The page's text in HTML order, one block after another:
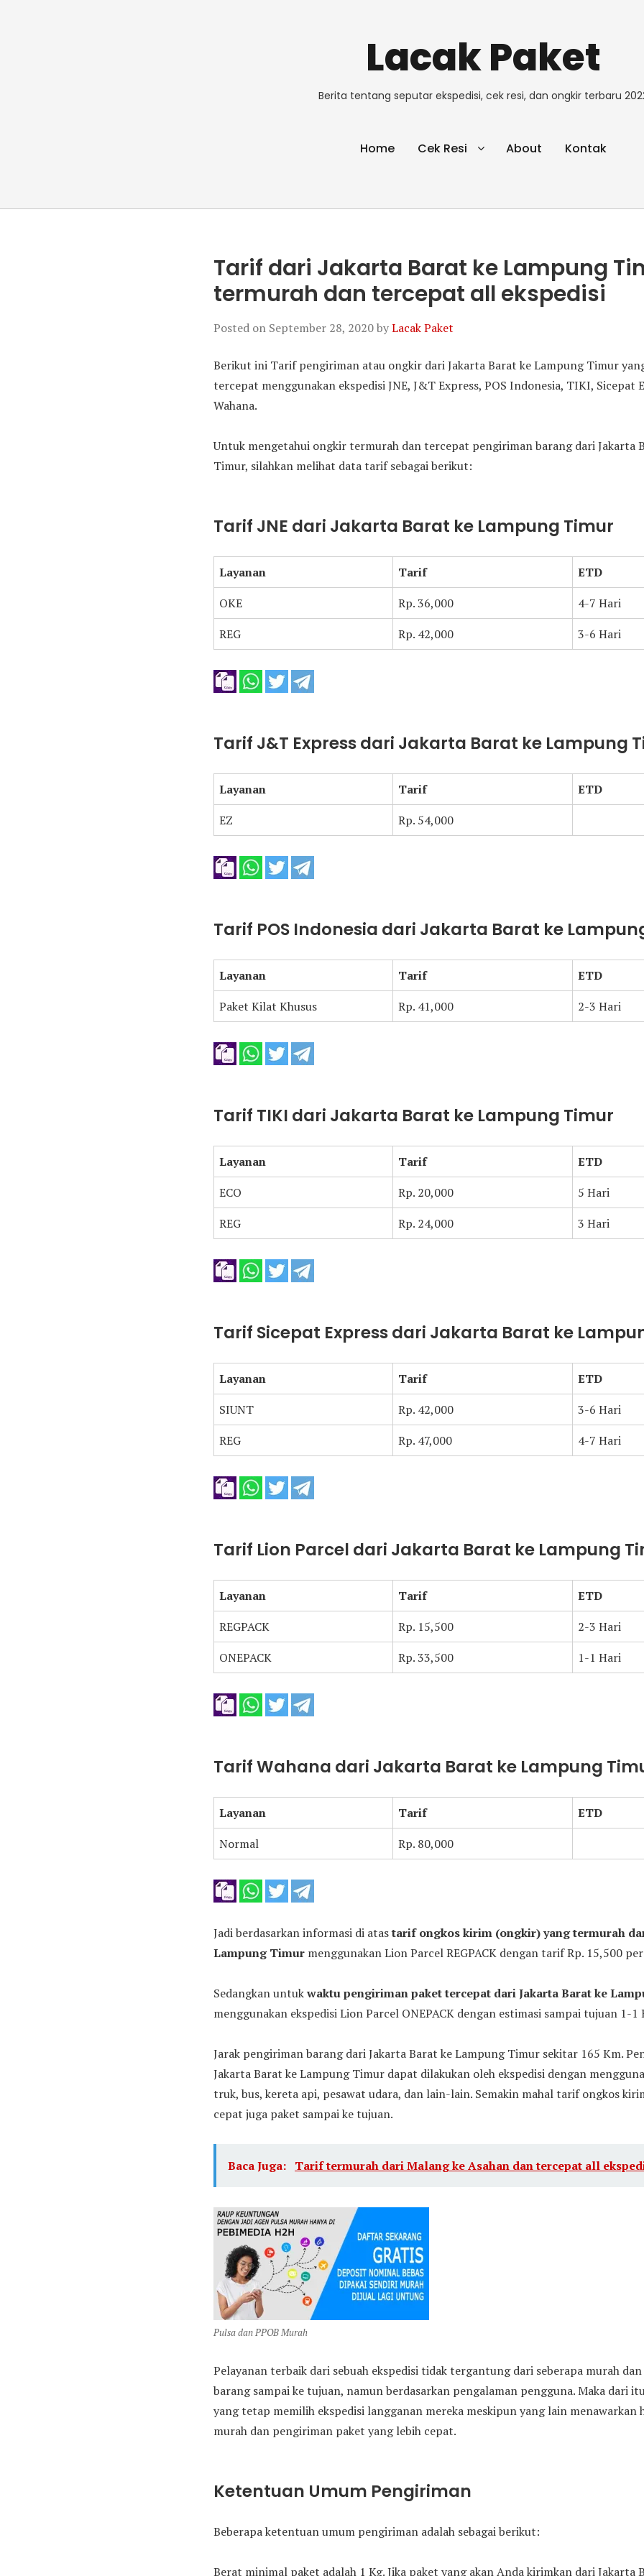
Lacak Paket
Berita tentang seputar ekspedisi, cek resi, dan ongkir terbaru
Home Cek Resi About Kontak
Tarif dari Jakarta Barat ke Lampung
termurah dan tercepat all ekspedisi
Posted on September 28, 2020byLacak Paket
Berikut ini Tarif pengiriman atau ongkir dari Jakarta Barat ke Lampung Timur
tercepat menggunakan ekspedisi JNE, J&T Express, POS Indonesia, TIKI, Sicepat
Wahana.
Untuk mengetahui ongkir termurah dan tercepat pengiriman barang dari Jakarta
Timur, silahkan melihat data tarif sebagai berikut:
Tarif JNE dari Jakarta Barat ke Lampung Timur
Layanan Tarif
ETD
OKE
Rp. 36,000
4-7 Hari
REG
Rp. 42,000 3-6 Hari
Tarif J&T Express dari Jakarta Barat ke Lampung
Layanan Tarif
ETD
EZ
Rp. 54,000
Tarif POS Indonesia dari Jakarta Barat ke
Layanan Tarif
ETD
Paket Kilat Khusus
Rp. 41,000 2-3 Hari
Tarif TIKI dari Jakarta Barat ke Lampung Timur
Layanan Tarif
ETD
ECO
Rp. 20,000
5 Hari
REG
Rp. 24,000 3 Hari
Tarif Sicepat Express dari Jakarta Barat ke
Layanan Tarif
ETD
SIUNT
Rp. 42,000
3-6 Hari
REG
Rp. 47,000 4-7 Hari
Tarif Lion Parcel dari Jakarta Barat ke Lampung
Layanan Tarif
ETD
REGPACK
Rp. 15,500
2-3 Hari
ONEPACK
Rp. 33,500 1-1 Hari
Tarif Wahana dari Jakarta Barat ke Lampung
Layanan Tarif
ETD
Normal
Rp. 80,000
Jadi berdasarkan informasi di atastarif ongkos kirim (ongkir) yang termurah
Lampung Timur menggunakan Lion Parcel REGPACK dengan tarif Rp. 15,500
Sedangkan untukwaktu pengiriman paket tercepat dari Jakarta Barat ke
menggunakan ekspedisi Lion Parcel ONEPACK dengan estimasi sampai tujuan 1-1
Jarak pengiriman barang dari Jakarta Barat ke Lampung Timur sekitar 165 Km.
Jakarta Barat ke Lampung Timur dapat dilakukan oleh ekspedisi dengan
truk, bus, kereta api, pesawat udara, dan lain-lain. Semakin mahal tarif ongkos
cepat juga paket sampai ke tujuan.
Baca Juga: Tarif termurah dari Malang ke Asahan dan tercepat all
Pulsa dan PPOB Murah
Pelayanan terbaik dari sebuah ekspedisi tidak tergantung dari seberapa murah
barang sampai ke tujuan, namun berdasarkan pengalaman pengguna. Maka dari
yang tetap memilih ekspedisi langganan mereka meskipun yang lain menawarkan
murah dan pengiriman paket yang lebih cepat.
Ketentuan Umum Pengiriman
Beberapa ketentuan umum pengiriman adalah sebagai berikut:
Berat minimal paket adalah 1 Kg. Jika paket yang akan Anda kirimkan dari Jakarta